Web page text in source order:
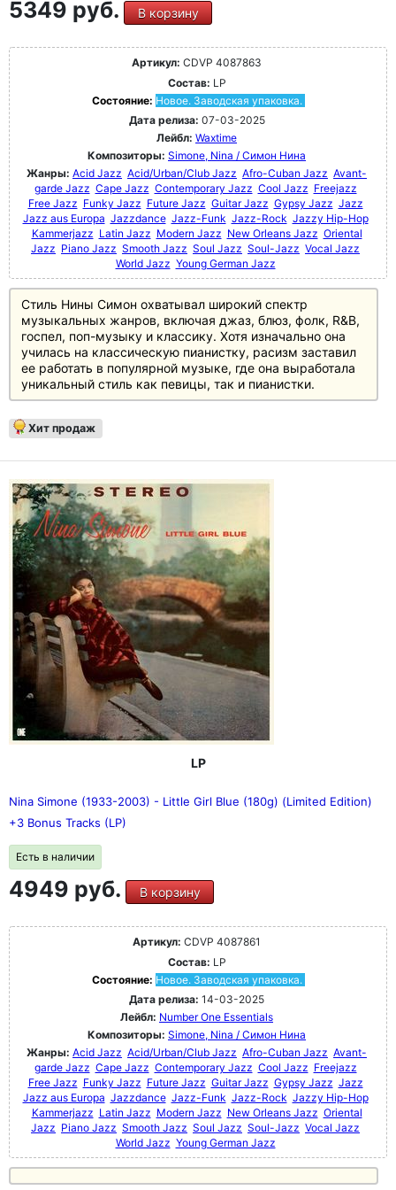
5349 руб. В корзину
Артикул: CDVP 4087863
Состав: LP
Состояние: Новое. Заводская упаковка.
Дата релиза: 07-03-2025
Лейбл: Waxtime
Композиторы: Simone, Nina / Симон Нина
Жанры: Acid Jazz Acid/Urban/Club Jazz Afro-Cuban Jazz Avant-
garde Jazz Cape Jazz Contemporary Jazz Cool Jazz Freejazz
Free Jazz Funky Jazz Future Jazz Guitar Jazz Gypsy Jazz Jazz
Jazz aus Europa Jazzdance Jazz-Funk Jazz-Rock Jazzy Hip-Hop
Kammerjazz Latin Jazz Modern Jazz New Orleans Jazz Oriental
Jazz Piano Jazz Smooth Jazz Soul Jazz Soul-Jazz Vocal Jazz
World Jazz Young German Jazz
Стиль Нины Симон охватывал широкий спектр
музыкальных жанров, включая джаз, блюз, фолк, R&B,
госпел, поп-музыку и классику. Хотя изначально она
училась на классическую пианистку, расизм заставил
ее работать в популярной музыке, где она выработала
уникальный стиль как певицы, так и пианистки.
Хит продаж
LP
Nina Simone (1933-2003) - Little Girl Blue (180g) (Limited Edition)
+3 Bonus Tracks (LP)
Есть в наличии
4949 руб. В корзину
Артикул: CDVP 4087861
Состав: LP
Состояние: Новое. Заводская упаковка.
Дата релиза: 14-03-2025
Лейбл: Number One Essentials
Композиторы: Simone, Nina / Симон Нина
Жанры: Acid Jazz Acid/Urban/Club Jazz Afro-Cuban Jazz Avant-
garde Jazz Cape Jazz Contemporary Jazz Cool Jazz Freejazz
Free Jazz Funky Jazz Future Jazz Guitar Jazz Gypsy Jazz Jazz
Jazz aus Europa Jazzdance Jazz-Funk Jazz-Rock Jazzy Hip-Hop
Kammerjazz Latin Jazz Modern Jazz New Orleans Jazz Oriental
Jazz Piano Jazz Smooth Jazz Soul Jazz Soul-Jazz Vocal Jazz
World Jazz Young German Jazz